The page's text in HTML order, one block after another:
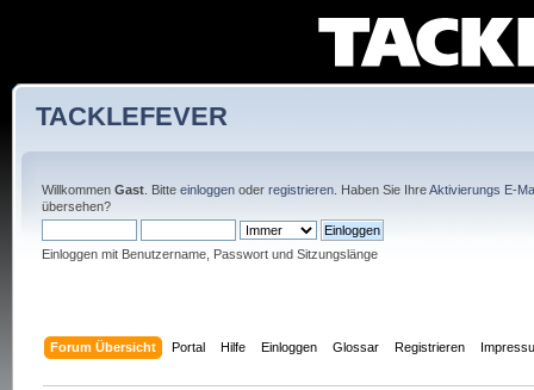
TACKLEFEVER
Willkommen Gast. Bitte einloggenoder registrieren. Haben Sie IhreAktivierungs E-
übersehen?
Einloggen mit Benutzername, Passwort und Sitzungslänge
Forum Übersicht Portal Hilfe Einloggen Glossar Registrieren